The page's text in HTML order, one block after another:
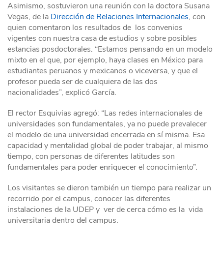
Asimismo, sostuvieron una reunión con la doctora Susana
Vegas, de la Dirección de Relaciones Internacionales, con
quien comentaron los resultados de los convenios
vigentes con nuestra casa de estudios y sobre posibles
estancias posdoctorales. “Estamos pensando en un modelo
mixto en el que, por ejemplo, haya clases en México para
estudiantes peruanos y mexicanos o viceversa, y que el
profesor pueda ser de cualquiera de las dos
nacionalidades”, explicó García.
El rector Esquivias agregó: “Las redes internacionales de
universidades son fundamentales, ya no puede prevalecer
el modelo de una universidad encerrada en sí misma. Esa
capacidad y mentalidad global de poder trabajar, al mismo
tiempo, con personas de diferentes latitudes son
fundamentales para poder enriquecer el conocimiento”.
Los visitantes se dieron también un tiempo para realizar un
recorrido por el campus, conocer las diferentes
instalaciones de la UDEP y ver de cerca cómo es la vida
universitaria dentro del campus.